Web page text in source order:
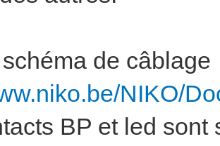
de câblage
NIKO/
BP et led sont